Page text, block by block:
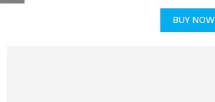
BUY NOW